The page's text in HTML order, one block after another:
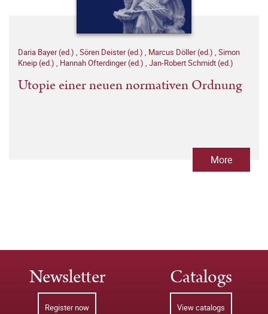
Daria Bayer (ed.) , Sören Deister (ed.) , Marcus Döller (ed.) , Simon
Kneip (ed.) , Hannah Ofterdinger (ed.) , Jan-Robert Schmidt (ed.)
Utopie einer neuen normativen Ordnung
More
Newsletter
Register now
Catalogs
View catalogs